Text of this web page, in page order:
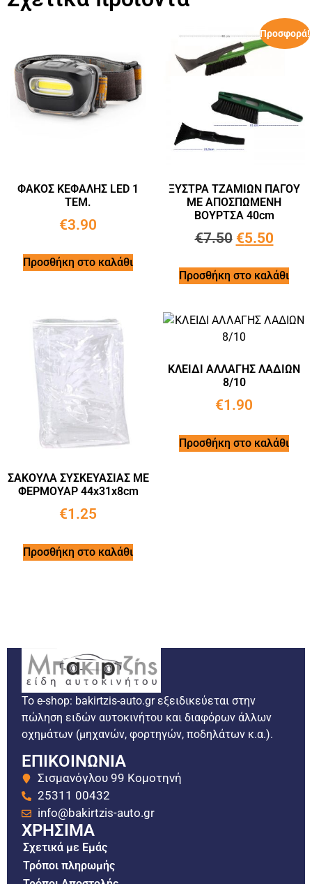
ΦΑΚΟΣ ΚΕΦΑΛΗΣ LED 1
ΤΕΜ.
€3.90
Προσθήκη στο καλάθι
Προσφορά!
ΞΥΣΤΡΑ ΤΖΑΜΙΩΝ ΠΑΓΟΥ
ΜΕ ΑΠΟΣΠΩΜΕΝΗ
ΒΟΥΡΤΣΑ 40cm
€7.50 €5.50
Προσθήκη στο καλάθι
ΣΑΚΟΥΛΑ ΣΥΣΚΕΥΑΣΙΑΣ ΜΕ
ΦΕΡΜΟΥΑΡ 44x31x8cm
€1.25
Προσθήκη στο καλάθι
ΚΛΕΙΔΙ ΑΛΛΑΓΗΣ ΛΑΔΙΩΝ
8/10
€1.90
Προσθήκη στο καλάθι
Το e-shop: bakirtzis-auto.gr εξειδικεύεται στην
πώληση ειδών αυτοκινήτου και διαφόρων άλλων
οχημάτων (μηχανών, φορτηγών, ποδηλάτων κ.α.).
ΕΠΙΚΟΙΝΩΝΙΑ
Σισμανόγλου 99 Κομοτηνή
25311 00432
info@bakirtzis-auto.gr
ΧΡΗΣΙΜΑ
Σχετικά με Εμάς
Τρόποι πληρωμής